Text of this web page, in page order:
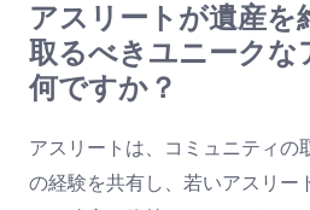
アスリートが遺産を
取るべきユニークな
何ですか？
アスリートは、コミュニティの
の経験を共有し、若いアスリー